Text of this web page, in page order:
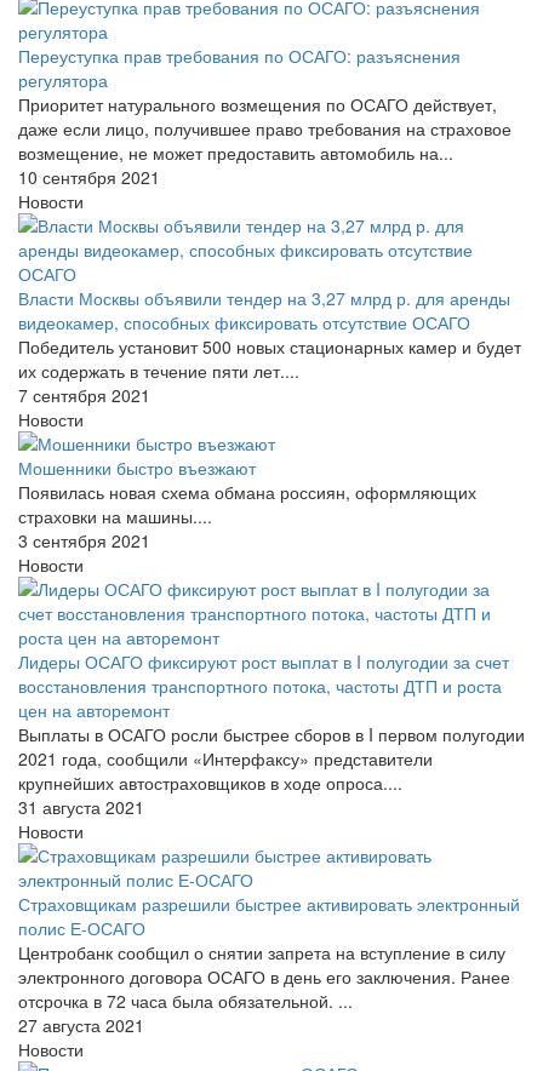
Переуступка прав требования по ОСАГО: разъяснения
регулятора
Приоритет натурального возмещения по ОСАГО действует,
даже если лицо, получившее право требования на страховое
возмещение, не может предоставить автомобиль на...
10 сентября 2021
Новости
Власти Москвы объявили тендер на 3,27 млрд р. для аренды
видеокамер, способных фиксировать отсутствие ОСАГО
Победитель установит 500 новых стационарных камер и будет
их содержать в течение пяти лет....
7 сентября 2021
Новости
Мошенники быстро въезжают
Появилась новая схема обмана россиян, оформляющих
страховки на машины....
3 сентября 2021
Новости
Лидеры ОСАГО фиксируют рост выплат в I полугодии за счет
восстановления транспортного потока, частоты ДТП и роста
цен на авторемонт
Выплаты в ОСАГО росли быстрее сборов в I первом полугодии
2021 года, сообщили «Интерфаксу» представители
крупнейших автостраховщиков в ходе опроса....
31 августа 2021
Новости
Страховщикам разрешили быстрее активировать электронный
полис Е-ОСАГО
Центробанк сообщил о снятии запрета на вступление в силу
электронного договора ОСАГО в день его заключения. Ранее
отсрочка в 72 часа была обязательной. ...
27 августа 2021
Новости